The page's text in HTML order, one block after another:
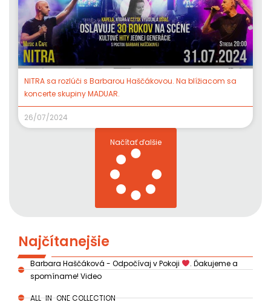
NITRA sa rozlúči s Barbarou Haščákovou. Na blížiacom sa
koncerte skupiny MADUAR.
26/07/2024
Načítať ďalšie
Najčítanejšie
Barbara Haščáková - Odpočívaj v Pokoji
. Ďakujeme a
spomíname! Video
ALL-IN-ONE COLLECTION